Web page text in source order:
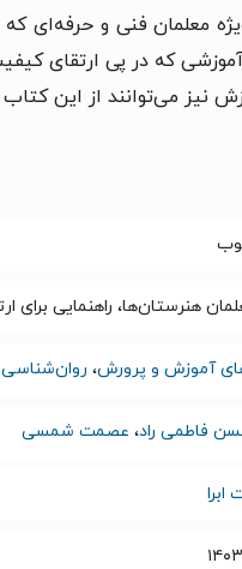
معلمان فنی و
که در پی ارتقای
نیز می‌توانند از این
هنرستان‌ها، راهنمایی برای
آموزش و پرورش،
فاطمی راد، عصمت شمسی
ابرا
۲۰